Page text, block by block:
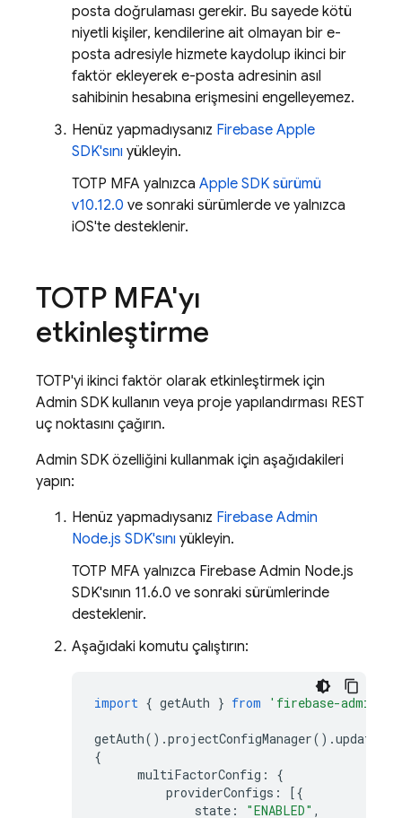
posta doğrulaması gerekir. Bu sayede kötü
niyetli kişiler, kendilerine ait olmayan bir e-
posta adresiyle hizmete kaydolup ikinci bir
faktör ekleyerek e-posta adresinin asıl
sahibinin hesabına erişmesini engelleyemez.
Henüz yapmadıysanız Firebase Apple
SDK'sını yükleyin.
TOTP MFA yalnızca Apple SDK sürümü
v10.12.0 ve sonraki sürümlerde ve yalnızca
iOS'te desteklenir.
TOTP MFA'yı
etkinleştirme
TOTP'yi ikinci faktör olarak etkinleştirmek için
Admin SDK kullanın veya proje yapılandırması REST
uç noktasını çağırın.
Admin SDK özelliğini kullanmak için aşağıdakileri
yapın:
Henüz yapmadıysanız Firebase Admin
Node.js SDK'sını yükleyin.
TOTP MFA yalnızca Firebase Admin Node.js
SDK'sının 11.6.0 ve sonraki sürümlerinde
desteklenir.
Aşağıdaki komutu çalıştırın:
import { getAuth } from 'firebase-admin/
getAuth().projectConfigManager().
{
multiFactorConfig :
{
providerConfigs :
[{
state : "ENABLED" ,